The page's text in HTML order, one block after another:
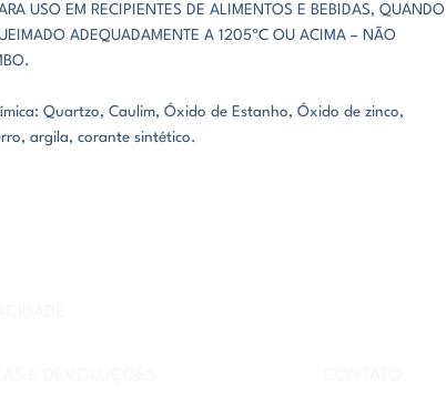
USO EM RECIPIENTES DE ALIMENTOS E BEBIDAS, QUANDO
ADEQUADAMENTE A 1205ºC OU ACIMA – NÃO
Quartzo, Caulim, Óxido de Estanho, Óxido de zinco,
argila, corante sintético.